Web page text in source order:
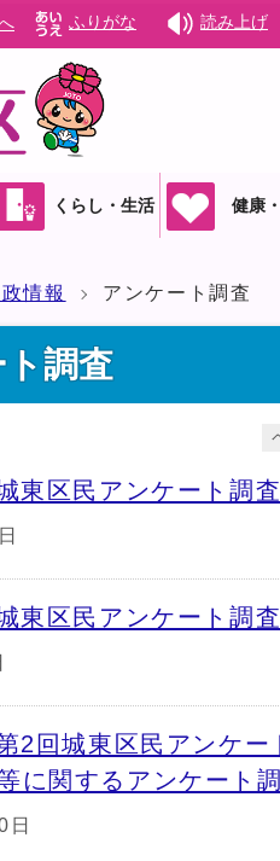
ふりがな 読み上げ
くらし・生活 健康
情報 アンケート調査
調査
東区民アンケート調査
東区民アンケート調査
2回城東区民アンケー
に関するアンケート調
日